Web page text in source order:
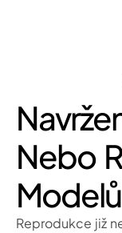
Nebo
Modelů
Reprodukce již